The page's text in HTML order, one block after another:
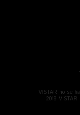
VISTAR no se
2018